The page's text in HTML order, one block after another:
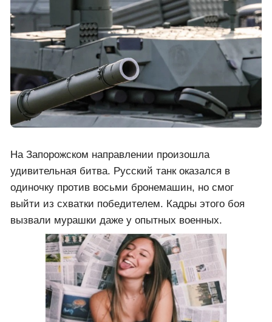
На Запорожском направлении произошла
удивительная битва. Русский танк оказался в
одиночку против восьми бронемашин, но смог
выйти из схватки победителем. Кадры этого боя
вызвали мурашки даже у опытных военных.